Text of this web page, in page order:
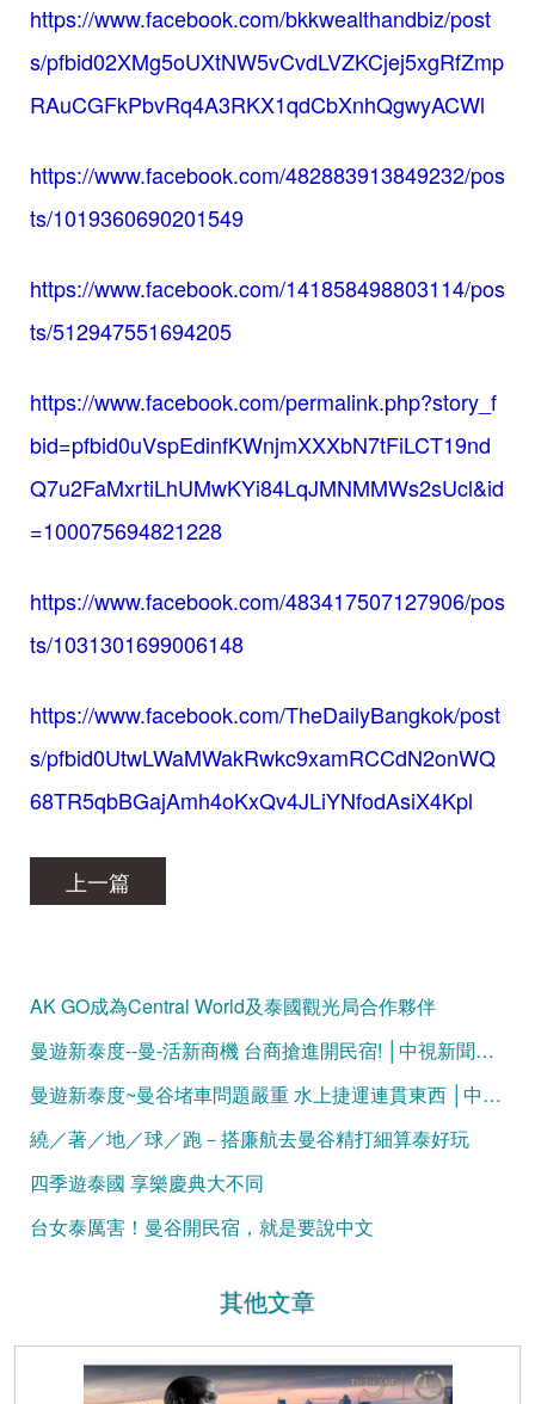
https://www.facebook.com/bkkwealthandbiz/post
s/pfbid02XMg5oUXtNW5vCvdLVZKCjej5xgRfZmp
RAuCGFkPbvRq4A3RKX1qdCbXnhQgwyACWl
https://www.facebook.com/482883913849232/pos
ts/1019360690201549
https://www.facebook.com/141858498803114/pos
ts/512947551694205
https://www.facebook.com/permalink.php?story_f
bid=pfbid0uVspEdinfKWnjmXXXbN7tFiLCT19nd
Q7u2FaMxrtiLhUMwKYi84LqJMNMMWs2sUcl&id
=100075694821228
https://www.facebook.com/483417507127906/pos
ts/1031301699006148
https://www.facebook.com/TheDailyBangkok/post
s/pfbid0UtwLWaMWakRwkc9xamRCCdN2onWQ
68TR5qbBGajAmh4oKxQv4JLiYNfodAsiX4Kpl
上一篇
AK GO成為Central World及泰國觀光局合作夥伴
曼遊新泰度--曼-活新商機 台商搶進開民宿! │中視新聞專題20150318
曼遊新泰度~曼谷堵車問題嚴重 水上捷運連貫東西 │中視新聞專題 20150320
繞／著／地／球／跑－搭廉航去曼谷精打細算泰好玩
四季遊泰國 享樂慶典大不同
台女泰厲害！曼谷開民宿，就是要說中文
其他文章